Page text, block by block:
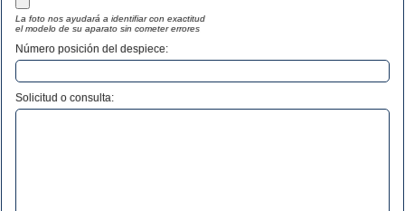
La foto nos ayudará a identifiar con exactitud
el modelo de su aparato sin cometer errores
Número posición del despiece:
Solicitud o consulta: